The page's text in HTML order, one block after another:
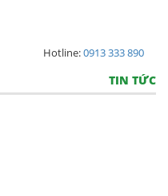
Hotline:0913 333 890
TIN TỨC